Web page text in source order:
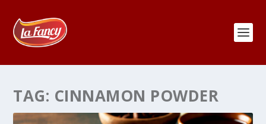
TAG: CINNAMON POWDER